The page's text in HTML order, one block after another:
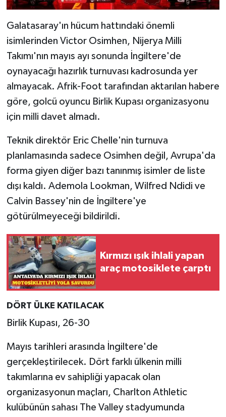
Galatasaray'ın hücum hattındaki önemli
isimlerinden Victor Osimhen, Nijerya Milli
Takımı'nın mayıs ayı sonunda İngiltere'de
oynayacağı hazırlık turnuvası kadrosunda yer
almayacak. Afrik-Foot tarafından aktarılan habere
göre, golcü oyuncu Birlik Kupası organizasyonu
için milli davet almadı.
Teknik direktör Eric Chelle'nin turnuva
planlamasında sadece Osimhen değil, Avrupa'da
forma giyen diğer bazı tanınmış isimler de liste
dışı kaldı. Ademola Lookman, Wilfred Ndidi ve
Calvin Bassey'nin de İngiltere'ye
götürülmeyeceği bildirildi.
Kırmızı ışık ihlali yapan
araç motosiklete çarptı
DÖRT ÜLKE KATILACAK
Birlik Kupası, 26-30
Mayıs tarihleri arasında İngiltere'de
gerçekleştirilecek. Dört farklı ülkenin milli
takımlarına ev sahipliği yapacak olan
organizasyonun maçları, Charlton Athletic
kulübünün sahası The Valley stadyumunda